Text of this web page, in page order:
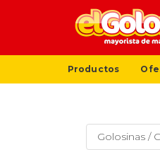
Productos
Golosinas /